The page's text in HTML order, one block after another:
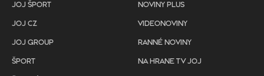
JOJ ŠPORT
JOJ CZ
JOJ GROUP
ŠPORT
NOVINY PLUS
VIDEONOVINY
RANNÉ NOVINY
NA HRANE TV JOJ